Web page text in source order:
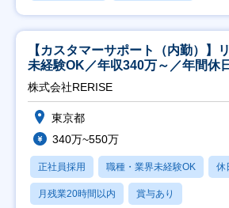
【カスタマーサポート（内勤）】
未経験OK／年収340万～／年間休
株式会社RERISE
東京都
340万~550万
正社員採用 職種・業界未経験OK 休
月残業20時間以内 賞与あり